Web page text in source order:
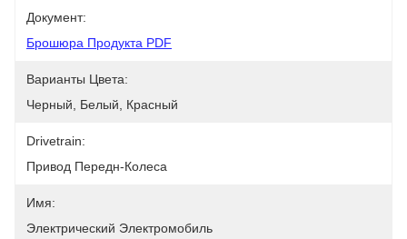
Документ:
Брошюра Продукта PDF
Варианты Цвета:
Черный, Белый, Красный
Drivetrain:
Привод Передн-Колеса
Имя:
Электрический Электромобиль